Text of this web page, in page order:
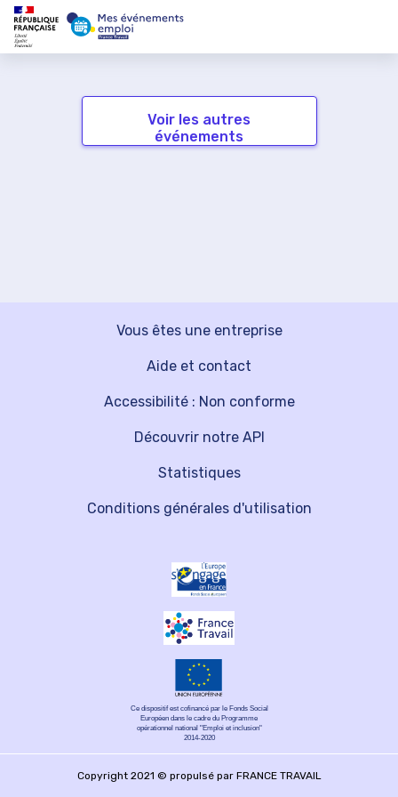
Voir les autres
événements
Vous êtes une entreprise
Découvrir notre API
Aide et contact
Statistiques
Accessibilité : Non conforme
Conditions générales d'utilisation
Ce dispositif est cofinancé par le Fonds Social
Européen dans le cadre du Programme
opérationnel national "Emploi et inclusion"
2014-2020
Copyright 2021 © propulsé par FRANCE TRAVAIL